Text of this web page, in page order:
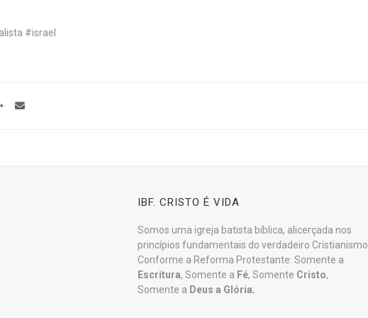
#israel
IBF. CRISTO É VIDA
Somos uma igreja batista bíblica, alicerçada nos
princípios fundamentais do verdadeiro Cristianismo.
Conforme a Reforma Protestante: Somente a
Escritura, Somente a Fé, Somente Cristo,
Somente a Deus a Glória;